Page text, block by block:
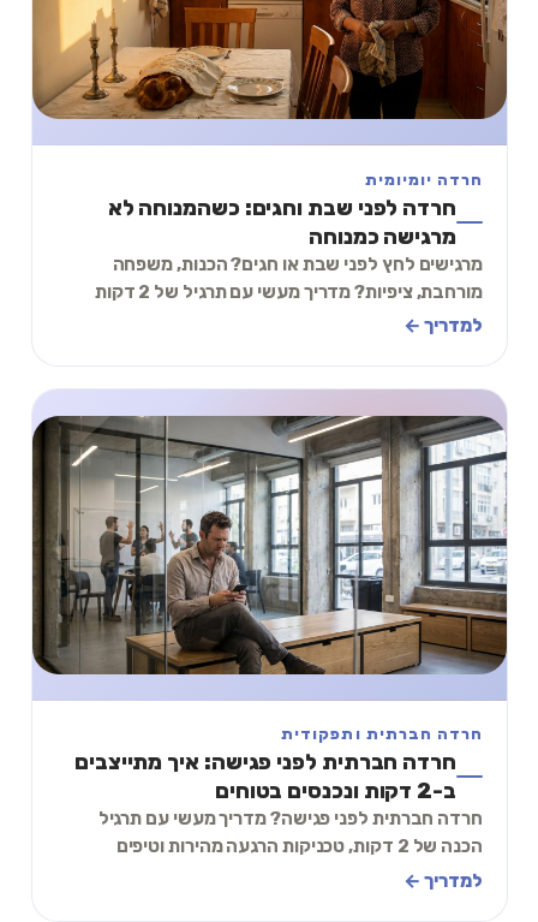
חרדה יומיומית
חרדה לפני שבת וחגים: כשהמנוחה לא
מרגישה כמנוחה
מרגישים לחץ לפני שבת או חגים? הכנות, משפחה
מורחבת, ציפיות? מדריך מעשי עם תרגיל של 2 דקות
להתמודדות עם חרדה לפני ימי מנוחה.
למדריך ←
חרדה חברתית ותפקודית
חרדה חברתית לפני פגישה: איך מתייצבים
ב-2 דקות ונכנסים בטוחים
חרדה חברתית לפני פגישה? מדריך מעשי עם תרגיל
הכנה של 2 דקות, טכניקות הרגעה מהירות וטיפים
להתמודדות עם לחץ חברתי לפני פגישות עבודה
למדריך ←